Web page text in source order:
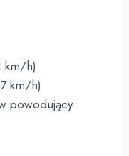
km/h)
km/h)
powodujący